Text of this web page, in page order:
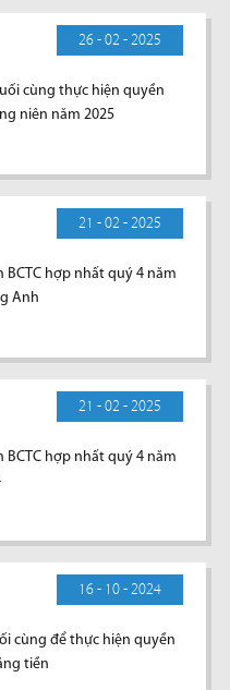
26 - 02 - 2025
cùng thực hiện quyền
niên năm 2025
21 - 02 - 2025
BCTC hợp nhất quý 4 năm
Anh
21 - 02 - 2025
BCTC hợp nhất quý 4 năm
16 - 10 - 2024
cùng để thực hiện quyền
tiền